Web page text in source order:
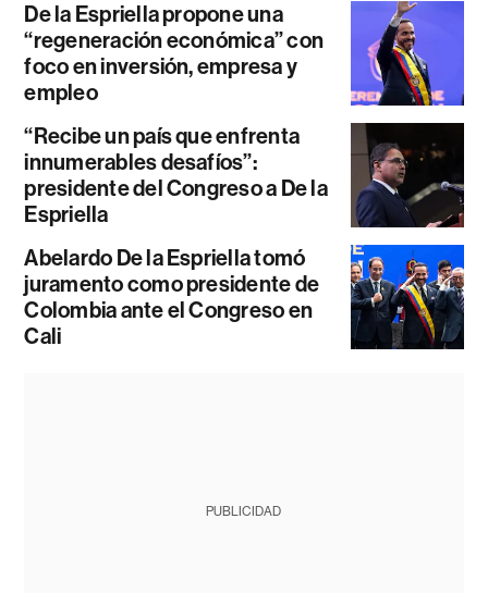
De la Espriella propone una
“regeneración económica” con
foco en inversión, empresa y
empleo
“Recibe un país que enfrenta
innumerables desafíos”:
presidente del Congreso a De la
Espriella
Abelardo De la Espriella tomó
juramento como presidente de
Colombia ante el Congreso en
Cali
PUBLICIDAD